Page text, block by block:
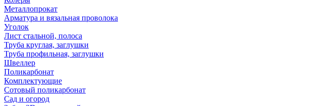
Металлопрокат
Арматура и вязальная проволока
Уголок
Лист стальной, полоса
Труба круглая, заглушки
Труба профильная, заглушки
Швеллер
Поликарбонат
Комплектующие
Сотовый поликарбонат
Сад и огород